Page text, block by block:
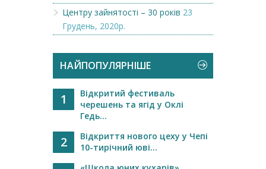
Центру зайнятості – 30 років 23
Грудень, 2020р.
НАЙПОПУЛЯРНІШЕ
1
Відкритий фестиваль
черешень та ягід у Оклі
Гедь...
2
Відкриття нового цеху у Чепі
10-тирічний юві...